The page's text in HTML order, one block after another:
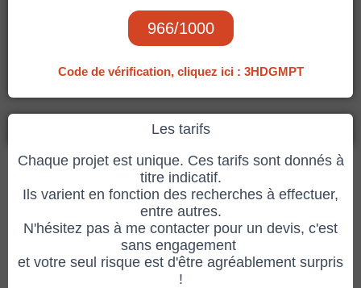
966/1000
Code de vérification, cliquez ici : 3HDGMPT
Les tarifs
Chaque projet est unique. Ces tarifs sont donnés à
titre indicatif.
Ils varient en fonction des recherches à effectuer,
entre autres.
N'hésitez pas à me contacter pour un devis, c'est
sans engagement
et votre seul risque est d'être agréablement surpris
!